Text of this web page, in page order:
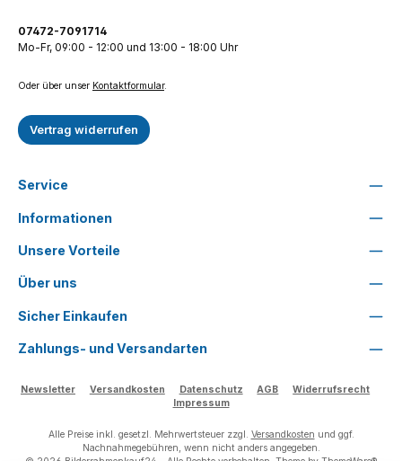
07472-7091714
Mo-Fr, 09:00 - 12:00 und 13:00 - 18:00 Uhr
Oder über unser Kontaktformular.
Vertrag widerrufen
Service
Informationen
Unsere Vorteile
Über uns
Sicher Einkaufen
Zahlungs- und Versandarten
Newsletter Versandkosten Datenschutz AGB
Widerrufsrecht
Impressum
Alle Preise inkl. gesetzl. Mehrwertsteuer zzgl. Versandkosten und ggf.
Nachnahmegebühren, wenn nicht anders angegeben.